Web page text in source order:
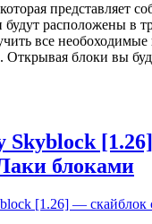
представляет
будут расположены в
все
Открывая блоки вы
Skyblock
блоками